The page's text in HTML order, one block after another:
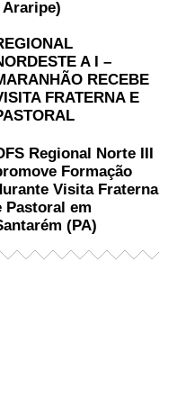
Araripe)
A I –
RECEBE
FRATERNA E
Regional Norte III
Formação
Visita Fraterna
Pastoral em
(PA)